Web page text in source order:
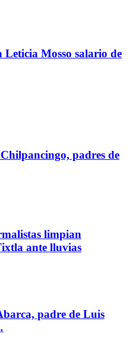
Leticia Mosso salario de
padres de
limpian
ante lluvias
padre de Luis